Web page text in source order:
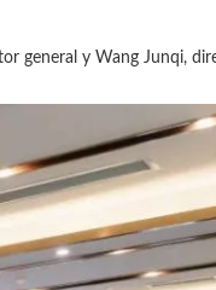
general y Wang Junqi,